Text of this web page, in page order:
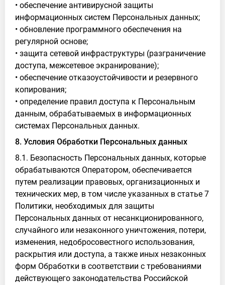
• обеспечение антивирусной защиты
информационных систем Персональных данных;
• обновление программного обеспечения на
регулярной основе;
• защита сетевой инфраструктуры (разграничение
доступа, межсетевое экранирование);
• обеспечение отказоустойчивости и резервного
копирования;
• определение правил доступа к Персональным
данным, обрабатываемых в информационных
системах Персональных данных.
8. Условия Обработки Персональных данных
8.1. Безопасность Персональных данных, которые
обрабатываются Оператором, обеспечивается
путем реализации правовых, организационных и
технических мер, в том числе указанных в статье 7
Политики, необходимых для защиты
Персональных данных от несанкционированного,
случайного или незаконного уничтожения, потери,
изменения, недобросовестного использования,
раскрытия или доступа, а также иных незаконных
форм Обработки в соответствии с требованиями
действующего законодательства Российской